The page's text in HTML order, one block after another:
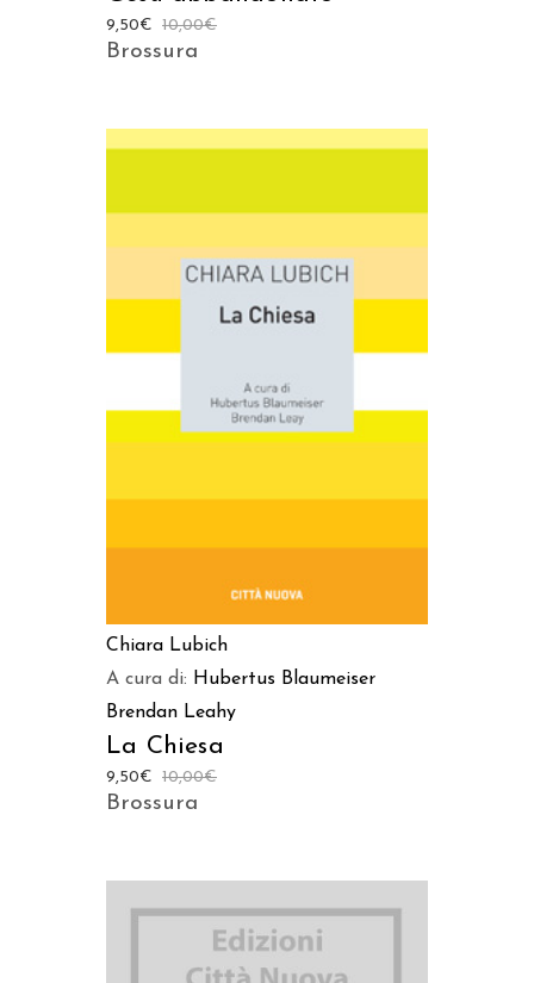
10,00€
9,50€
Brossura
Chiara Lubich
A cura di: Hubertus Blaumeiser
Brendan Leahy
La Chiesa
10,00€
9,50€
Brossura